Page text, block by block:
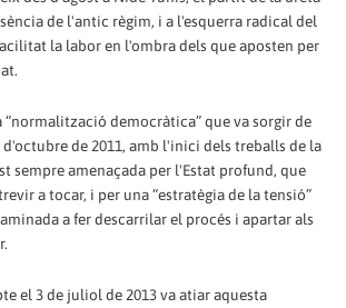
de l'antic règim, i a l'esquerra radical del
la labor en l'ombra dels que aposten per
“normalització democràtica” que va sorgir de
d'octubre de 2011, amb l'inici dels treballs de la
sempre amenaçada per l'Estat profund, que
a tocar, i per una “estratègia de la tensió”
a fer descarrilar el procés i apartar als
el 3 de juliol de 2013 va atiar aquesta